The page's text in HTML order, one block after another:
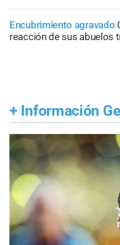
Encubrimiento agravado
reacción de sus abuelos
+ Información